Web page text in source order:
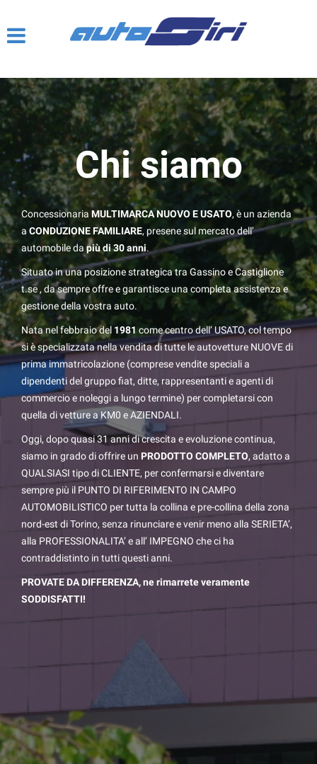
I SERVIZI
NOVITÀ 2020
LISTA VEICOLI Chi siamo
Concessionaria MULTIMARCA NUOVO E USATO, è un azienda
aCONDUZIONE FAMILIARE, presene sul mercato dell’
automobile da più di 30 anni.
Situato in una posizione strategica tra Gassino e Castiglione
t.se , da sempre offre e garantisce una completa assistenza e
gestione della vostra auto.
Nata nel febbraio del 1981come centro dell’ USATO, col tempo
si è specializzata nella vendita di tutte le autovetture NUOVE di
prima immatricolazione (comprese vendite speciali a
dipendenti del gruppo fiat, ditte, rappresentanti e agenti di
commercio e noleggi a lungo termine) per completarsi con
quella di vetture a KM0 e AZIENDALI.
Oggi, dopo quasi 31 anni di crescita e evoluzione continua,
siamo in grado di offrire un PRODOTTO COMPLETO, adatto a
QUALSIASI tipo di CLIENTE, per confermarsi e diventare
sempre più il PUNTO DI RIFERIMENTO IN CAMPO
AUTOMOBILISTICO per tutta la collina e pre-collina della zona
nord-est di Torino, senza rinunciare e venir meno alla SERIETA’,
alla PROFESSIONALITA’ e all’ IMPEGNO che ci ha
contraddistinto in tutti questi anni.
PROVATE DA DIFFERENZA, ne rimarrete veramente
SODDISFATTI!